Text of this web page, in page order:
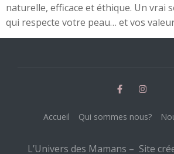
naturelle, efficace et éthique. Un vrai
qui respecte votre peau… et vos
Accueil Qui sommes nous?
L’Univers des Mamans – Site